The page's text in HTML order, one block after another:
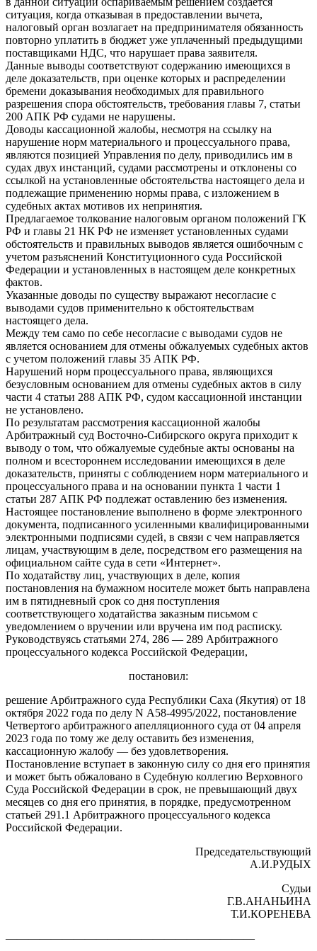
ситуация, когда отказывая в предоставлении вычета,
налоговый орган возлагает на предпринимателя обязанность
повторно уплатить в бюджет уже уплаченный предыдущими
поставщиками НДС, что нарушает права заявителя.
Данные выводы соответствуют содержанию имеющихся в
деле доказательств, при оценке которых и распределении
бремени доказывания необходимых для правильного
разрешения спора обстоятельств, требования главы 7, статьи
200 АПК РФ судами не нарушены.
Доводы кассационной жалобы, несмотря на ссылку на
нарушение норм материального и процессуального права,
являются позицией Управления по делу, приводились им в
судах двух инстанций, судами рассмотрены и отклонены со
ссылкой на установленные обстоятельства настоящего дела и
подлежащие применению нормы права, с изложением в
судебных актах мотивов их непринятия.
Предлагаемое толкование налоговым органом положений ГК
РФ и главы 21 НК РФ не изменяет установленных судами
обстоятельств и правильных выводов является ошибочным с
учетом разъяснений Конституционного суда Российской
Федерации и установленных в настоящем деле конкретных
фактов.
Указанные доводы по существу выражают несогласие с
выводами судов применительно к обстоятельствам
настоящего дела.
Между тем само по себе несогласие с выводами судов не
является основанием для отмены обжалуемых судебных актов
с учетом положений главы 35 АПК РФ.
Нарушений норм процессуального права, являющихся
безусловным основанием для отмены судебных актов в силу
части 4 статьи 288 АПК РФ, судом кассационной инстанции
не установлено.
По результатам рассмотрения кассационной жалобы
Арбитражный суд Восточно-Сибирского округа приходит к
выводу о том, что обжалуемые судебные акты основаны на
полном и всестороннем исследовании имеющихся в деле
доказательств, приняты с соблюдением норм материального и
процессуального права и на основании пункта 1 части 1
статьи 287 АПК РФ подлежат оставлению без изменения.
Настоящее постановление выполнено в форме электронного
документа, подписанного усиленными квалифицированными
электронными подписями судей, в связи с чем направляется
лицам, участвующим в деле, посредством его размещения на
официальном сайте суда в сети «Интернет».
По ходатайству лиц, участвующих в деле, копия
постановления на бумажном носителе может быть направлена
им в пятидневный срок со дня поступления
соответствующего ходатайства заказным письмом с
уведомлением о вручении или вручена им под расписку.
Руководствуясь статьями 274, 286 — 289 Арбитражного
процессуального кодекса Российской Федерации,
постановил:
решение Арбитражного суда Республики Саха (Якутия) от 18
октября 2022 года по делу N А58-4995/2022, постановление
Четвертого арбитражного апелляционного суда от 04 апреля
2023 года по тому же делу оставить без изменения,
кассационную жалобу — без удовлетворения.
Постановление вступает в законную силу со дня его принятия
и может быть обжаловано в Судебную коллегию Верховного
Суда Российской Федерации в срок, не превышающий двух
месяцев со дня его принятия, в порядке, предусмотренном
статьей 291.1 Арбитражного процессуального кодекса
Российской Федерации.
Председательствующий
А.И.РУДЫХ
Судьи
Г.В.АНАНЬИНА
Т.И.КОРЕНЕВА
——————————————————————